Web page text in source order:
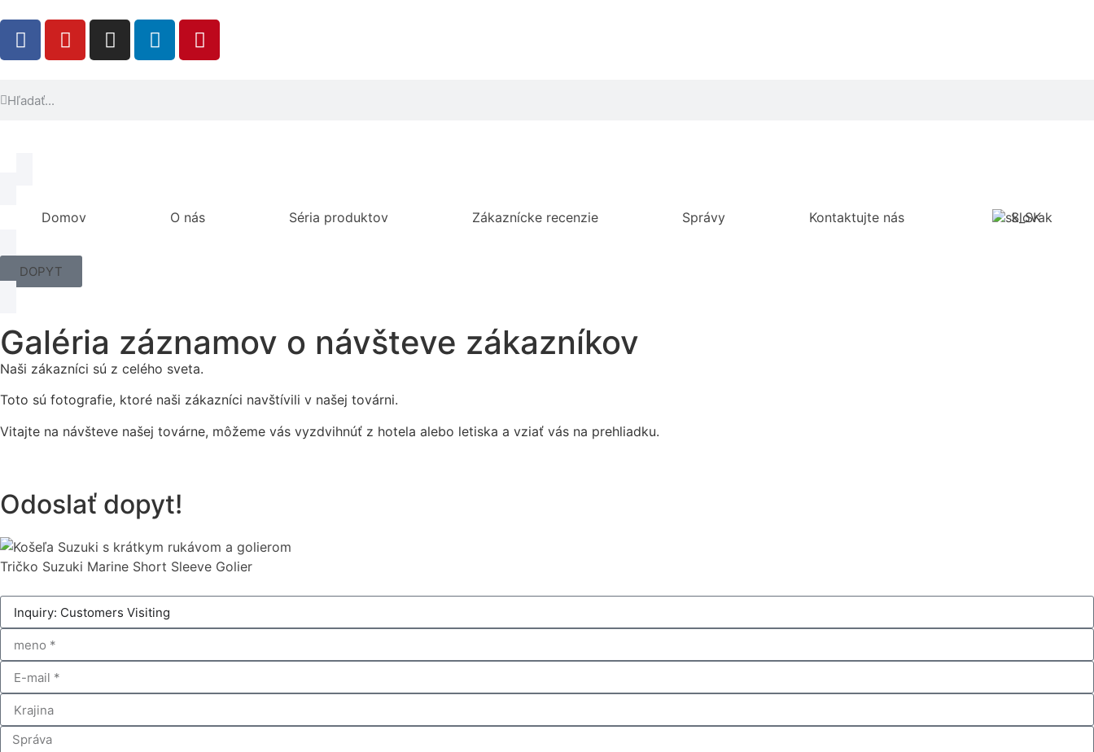
Domov O nás Séria produktov Zákaznícke recenzie Správy Kontaktujte nás Slovak
DOPYT
Galéria záznamov o návšteve zákazníkov
Naši zákazníci sú z celého sveta.
Toto sú fotografie, ktoré naši zákazníci navštívili v našej továrni.
Vitajte na návšteve našej továrne, môžeme vás vyzdvihnúť z hotela alebo letiska a vziať vás na prehliadku.
Odoslať dopyt!
Tričko Suzuki Marine Short Sleeve Golier